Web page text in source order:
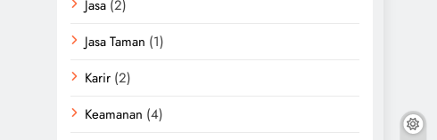
Jasa (2)
Jasa Taman (1)
Karir (2)
Keamanan (4)